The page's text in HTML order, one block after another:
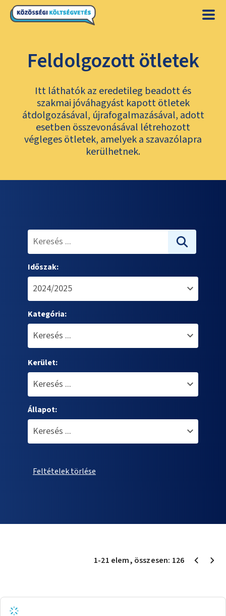
Feldolgozott ötletek
Itt láthatók az eredetileg beadott és
szakmai jóváhagyást kapott ötletek
átdolgozásával, újrafogalmazásával, adott
esetben összevonásával létrehozott
végleges ötletek, amelyek a szavazólapra
kerülhetnek.
Időszak:
Kategória:
Kerület:
Állapot:
Feltételek törlése
1-21 elem, összesen: 126